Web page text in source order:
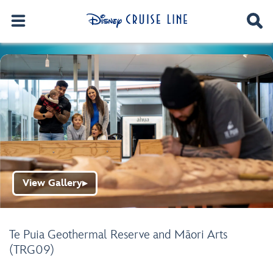
Te Puia Geothermal Reserve and Māori Arts
(TRG09)
View Gallery▶